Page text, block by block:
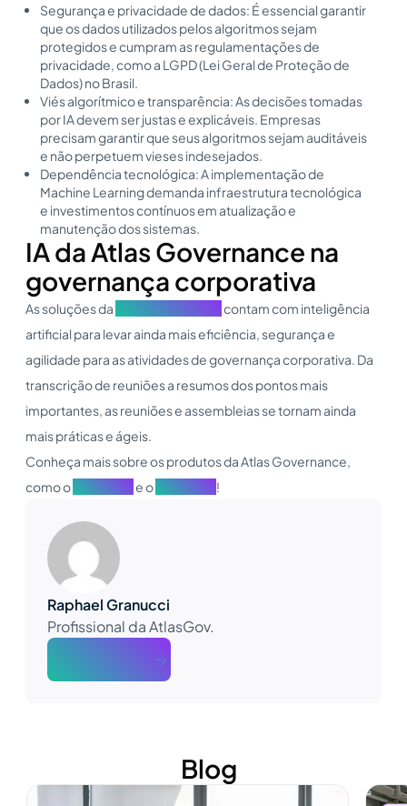
Segurança e privacidade de dados: É essencial garantir
que os dados utilizados pelos algoritmos sejam
protegidos e cumpram as regulamentações de
privacidade, como a LGPD (Lei Geral de Proteção de
Dados) no Brasil.
Viés algorítmico e transparência: As decisões tomadas
por IA devem ser justas e explicáveis. Empresas
precisam garantir que seus algoritmos sejam auditáveis
e não perpetuem vieses indesejados.
Dependência tecnológica: A implementação de
Machine Learning demanda infraestrutura tecnológica
e investimentos contínuos em atualização e
manutenção dos sistemas.
IA da Atlas Governance na
governança corporativa
As soluções da
contam com inteligência
artificial para levar ainda mais eficiência, segurança e
agilidade para as atividades de governança corporativa. Da
transcrição de reuniões a resumos dos pontos mais
importantes, as reuniões e assembleias se tornam ainda
mais práticas e ágeis.
Conheça mais sobre os produtos da Atlas Governance,
como o
e o !
Raphael Granucci
Profissional da AtlasGov.
Blog
Ver